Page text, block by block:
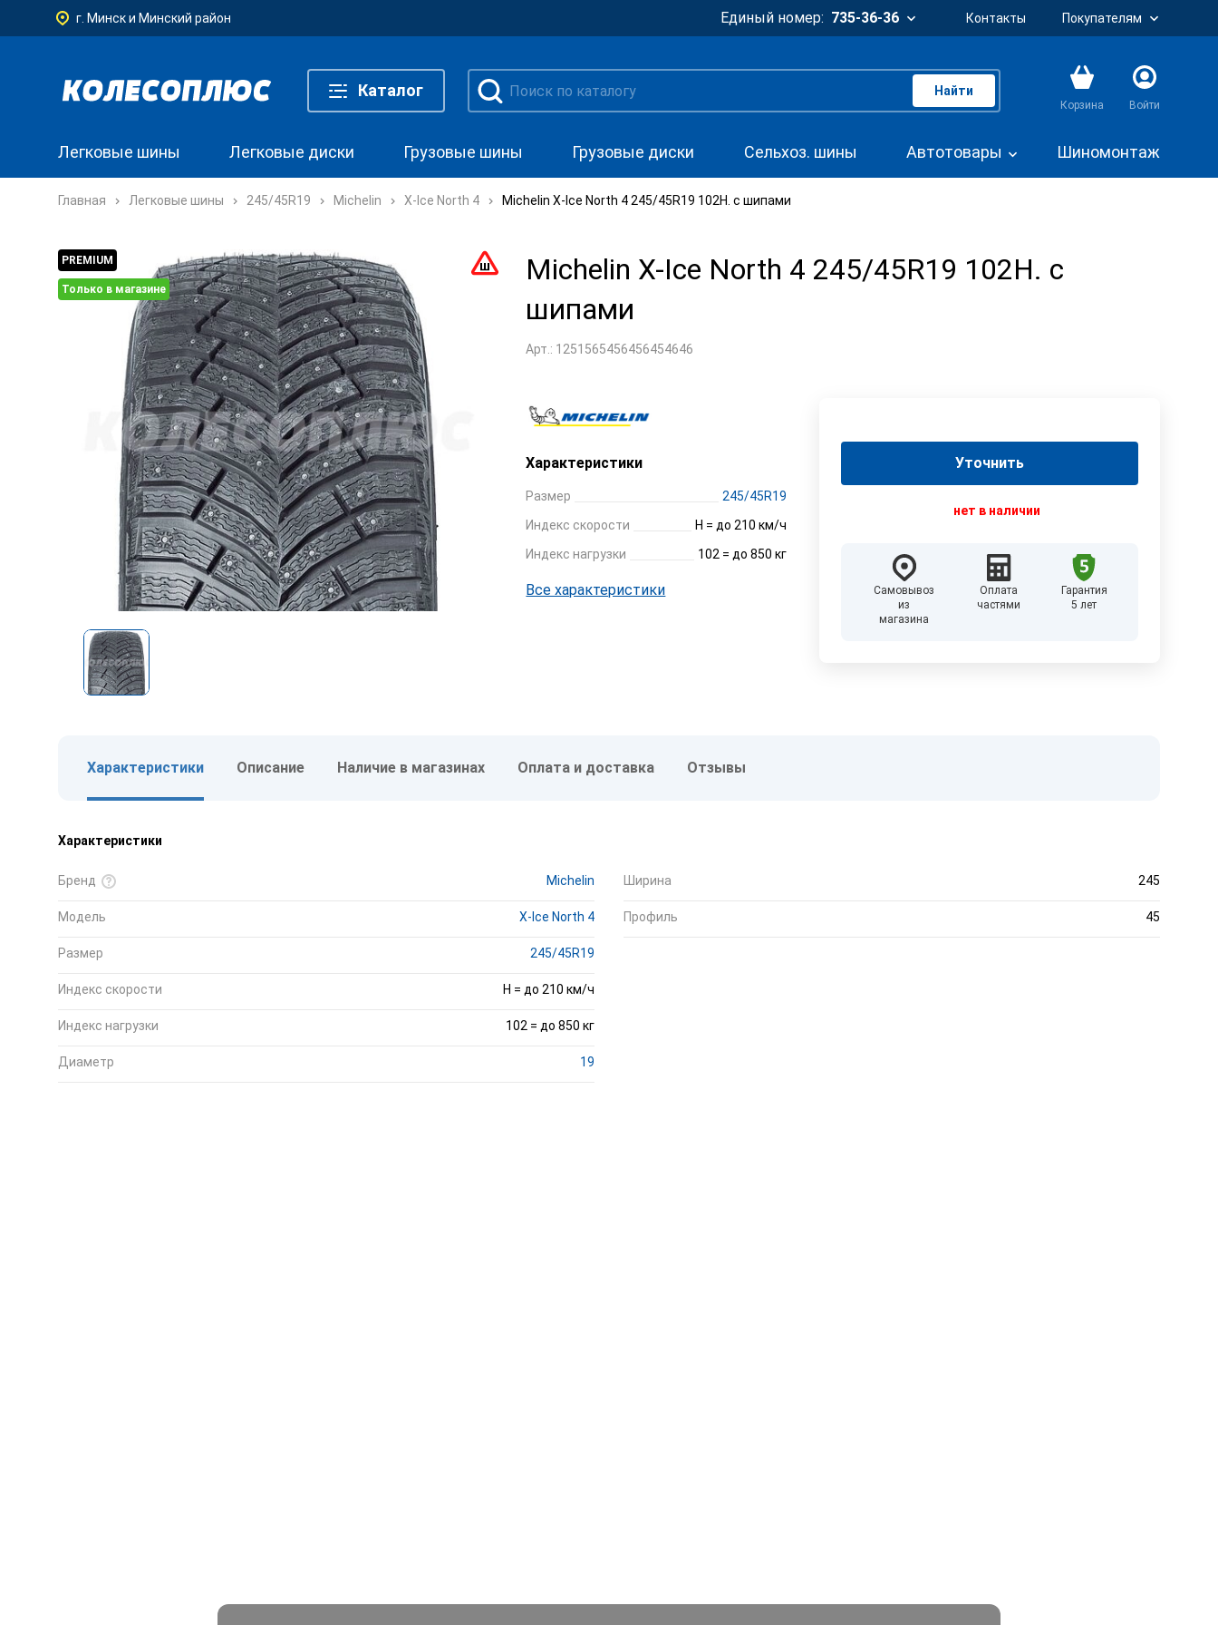
г. Минск и Минский район Единый номер: 735-36-36 Контакты Покупателям
Каталог Найти
Корзина Войти
Легковые шины Легковые диски Грузовые шины Грузовые диски Сельхоз. шины Автотовары Шиномонтаж
Главная Легковые шины 245/45R19 Michelin X-Ice North 4 Michelin X-Ice North 4 245/45R19 102H. с шипами
PREMIUM
Только в магазине
Michelin X-Ice North 4 245/45R19 102H. с
шипами
Арт.: 1251565456456454646
Характеристики
Размер
245/45R19
Индекс скорости
H = до 210 км/ч
Индекс нагрузки
102 = до 850 кг
Все характеристики
Уточнить
нет в наличии
Самовывоз
из
магазина
Оплата
частями
Гарантия
5 лет
Характеристики Описание Наличие в магазинах Оплата и доставка Отзывы
Характеристики
Бренд Michelin
Модель X-Ice North 4
Размер 245/45R19
Индекс скорости H = до 210 км/ч
Индекс нагрузки 102 = до 850 кг
Диаметр 19
Ширина 245
Профиль 45